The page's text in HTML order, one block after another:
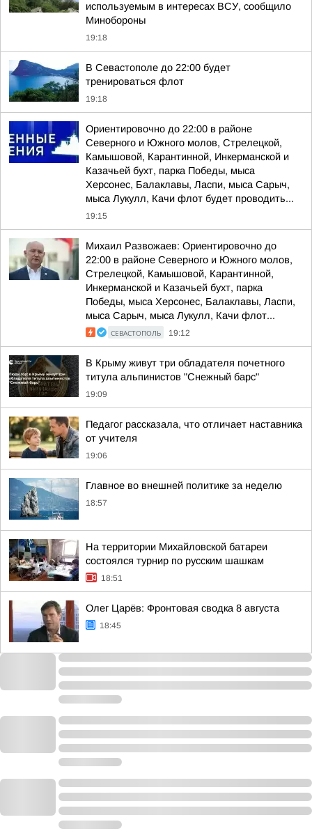
используемым в интересах ВСУ, сообщило
Минобороны
19:18
В Севастополе до 22:00 будет
тренироваться флот
19:18
Ориентировочно до 22:00 в районе
Северного и Южного молов, Стрелецкой,
Камышовой, Карантинной, Инкерманской и
Казачьей бухт, парка Победы, мыса
Херсонес, Балаклавы, Ласпи, мыса Сарыч,
мыса Лукулл, Качи флот будет проводить...
19:15
Михаил Развожаев: Ориентировочно до
22:00 в районе Северного и Южного молов,
Стрелецкой, Камышовой, Карантинной,
Инкерманской и Казачьей бухт, парка
Победы, мыса Херсонес, Балаклавы, Ласпи,
мыса Сарыч, мыса Лукулл, Качи флот...
СЕВАСТОПОЛЬ 19:12
В Крыму живут три обладателя почетного
титула альпинистов "Снежный барс"
19:09
Педагог рассказала, что отличает наставника
от учителя
19:06
Главное во внешней политике за неделю
18:57
На территории Михайловской батареи
состоялся турнир по русским шашкам
18:51
Олег Царёв: Фронтовая сводка 8 августа
18:45